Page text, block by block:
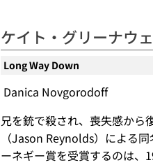
ケイト・グリーナウ
Long Way Down
Danica Novgorodoff
兄を銃で殺され、喪失感から
（Jason Reynolds）による
ーネギー賞を受賞するのは、